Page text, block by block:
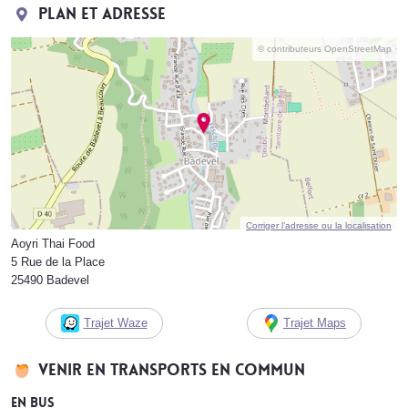
Plan et adresse
© contributeurs OpenStreetMap
Corriger l’adresse ou la localisation
Aoyri Thai Food
5 Rue de la Place
25490 Badevel
Trajet Waze Trajet Maps
Venir en transports en commun
En bus